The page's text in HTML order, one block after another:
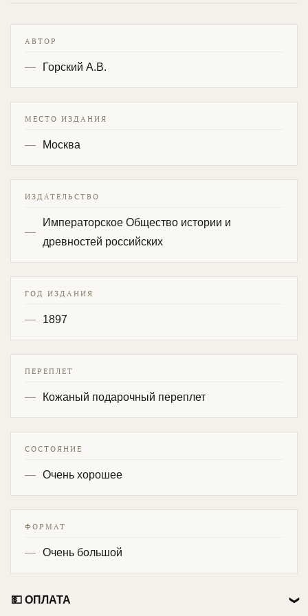
АВТОР
Горский А.В.
МЕСТО ИЗДАНИЯ
Москва
ИЗДАТЕЛЬСТВО
Императорское Общество истории и
древностей российских
ГОД ИЗДАНИЯ
1897
ПЕРЕПЛЕТ
Кожаный подарочный переплет
СОСТОЯНИЕ
Очень хорошее
ФОРМАТ
Очень большой
💵 ОПЛАТА